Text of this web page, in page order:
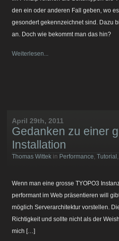
den ein oder anderen Fall geben, wo
gesondert gekennzeichnet sind. Dazu
an. Doch wie bekommt man das hin?
Weiterlesen...
April 29th, 2011
Gedanken zu einer
Installation
Thomas Wittek in Performance, Tutorial ,
Wenn man eine grosse TYOPO3
performant im Web präsentieren will
möglich Serverarchitektur vorstellen.
Richtigkeit und sollte nicht als der
mich […]